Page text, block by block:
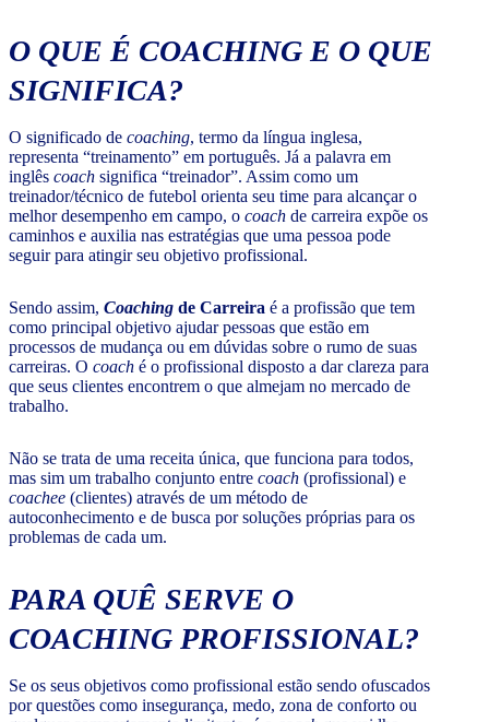
O QUE É COACHING E O QUE
SIGNIFICA?
O significado de coaching, termo da língua inglesa,
representa “treinamento” em português. Já a palavra em
inglês coach significa “treinador”. Assim como um
treinador/técnico de futebol orienta seu time para alcançar o
melhor desempenho em campo, o coach de carreira expõe os
caminhos e auxilia nas estratégias que uma pessoa pode
seguir para atingir seu objetivo profissional.
Sendo assim, Coaching de Carreira é a profissão que tem
como principal objetivo ajudar pessoas que estão em
processos de mudança ou em dúvidas sobre o rumo de suas
carreiras. O coach é o profissional disposto a dar clareza para
que seus clientes encontrem o que almejam no mercado de
trabalho.
Não se trata de uma receita única, que funciona para todos,
mas sim um trabalho conjunto entre coach (profissional) e
coachee (clientes) através de um método de
autoconhecimento e de busca por soluções próprias para os
problemas de cada um.
PARA QUÊ SERVE O
COACHING PROFISSIONAL?
Se os seus objetivos como profissional estão sendo ofuscados
por questões como insegurança, medo, zona de conforto ou